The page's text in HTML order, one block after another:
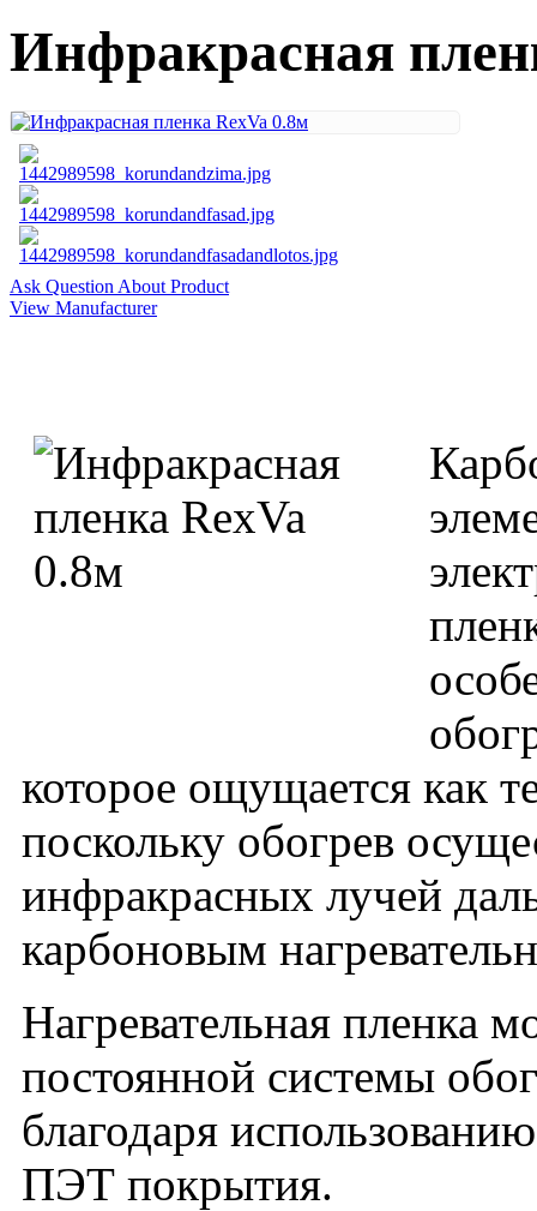
Инфракрасная
Ask Question About Product
View Manufacturer
которое ощущается как
поскольку обогрев
инфракрасных лучей
карбоновым
Нагревательная пленка
постоянной системы
благодаря
ПЭТ покрытия.